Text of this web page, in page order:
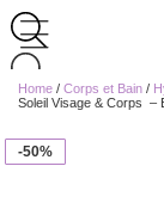
de
produits
Home / Corps et Bain /
Soleil Visage & Corps –
-50%